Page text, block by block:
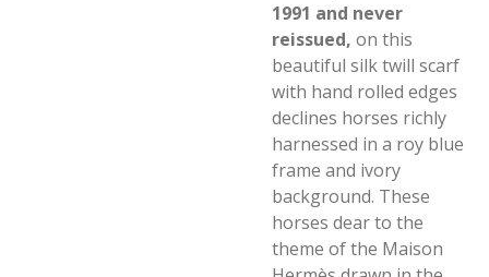
1991 and never
reissued, on this
beautiful silk twill scarf
with hand rolled edges
declines horses richly
harnessed in a roy blue
frame and ivory
background. These
horses dear to the
theme of the Maison